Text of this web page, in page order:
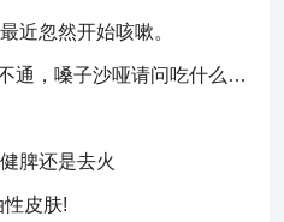
近忽然开始咳嗽。
你好，鼻炎犯了，鼻子不通，嗓子沙哑请问吃什么药比较好？
脾还是去火
皮肤!